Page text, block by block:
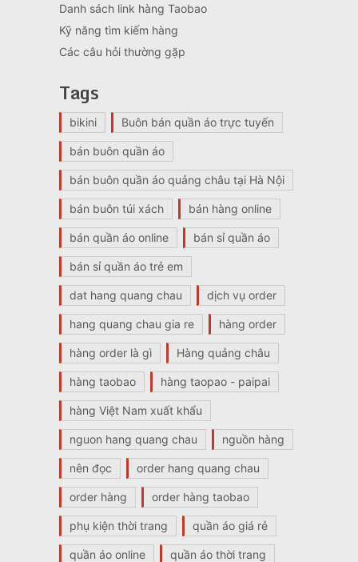
Danh sách link hàng Taobao
Kỹ năng tìm kiếm hàng
Các câu hỏi thường gặp
Tags
bikini Buôn bán quần áo trực tuyến
bán buôn quần áo
bán buôn quần áo quảng châu tại Hà Nội
bán buôn túi xách bán hàng online
bán quần áo online bán sỉ quần áo
bán sỉ quần áo trẻ em
dat hang quang chau dịch vụ order
hang quang chau gia re hàng order
hàng order là gì Hàng quảng châu
hàng taobao hàng taopao - paipai
hàng Việt Nam xuất khẩu
nguon hang quang chau nguồn hàng
nên đọc order hang quang chau
order hàng order hàng taobao
phụ kiện thời trang quần áo giá rẻ
quần áo online quần áo thời trang